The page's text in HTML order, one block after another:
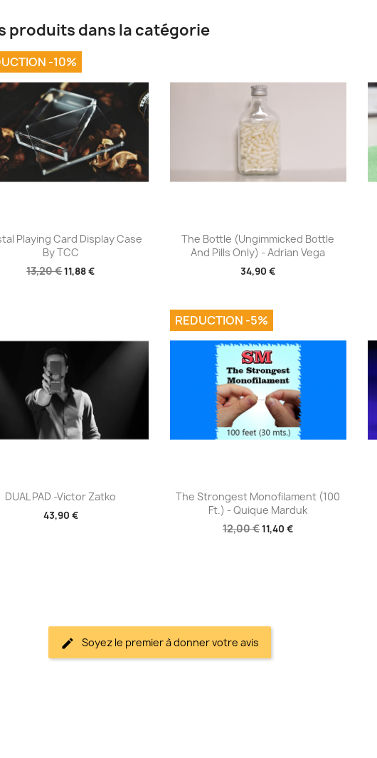
produits dans la catégorie
Aperçu rapide
Playing Card Display Case
By TCC
13,20 €11,88 €
-10%
Aperçu rapide
The Bottle (Ungimmicked Bottle
And Pills Only) - Adrian Vega
34,90 €
 Aperçu rapide
DUAL PAD -Victor Zatko
43,90 €
Aperçu rapide
The Strongest Monofilament (100
Ft.) - Quique Marduk
12,00 €11,40 €
REDUCTION -5%
Soyez le premier à donner votre avis